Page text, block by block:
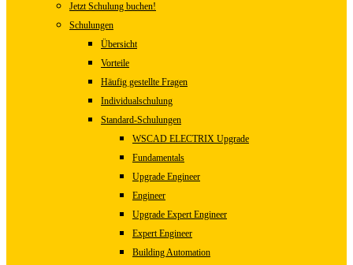
Jetzt Schulung buchen!
Schulungen
Übersicht
Vorteile
Häufig gestellte Fragen
Individualschulung
Standard-Schulungen
WSCAD ELECTRIX Upgrade
Fundamentals
Upgrade Engineer
Engineer
Upgrade Expert Engineer
Expert Engineer
Building Automation